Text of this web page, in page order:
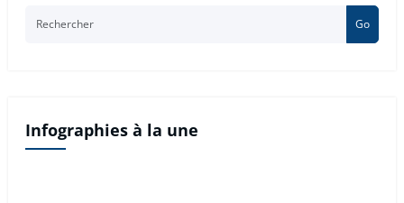
Go
Infographies à la une